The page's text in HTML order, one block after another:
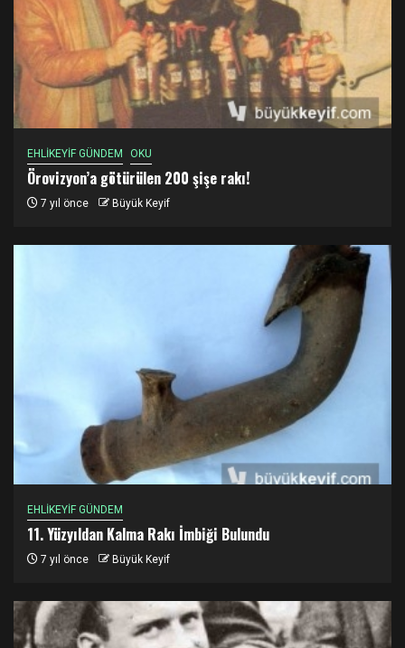
EHLİKEYİF GÜNDEM OKU
Örovizyon’a götürülen 200 şişe rakı!
7 yıl önce Büyük Keyif
EHLİKEYİF GÜNDEM
11. Yüzyıldan Kalma Rakı İmbiği Bulundu
7 yıl önce Büyük Keyif